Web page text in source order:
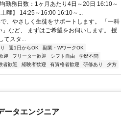
勤務日数：1ヶ月あたり4日～20日 16:10～
曜】 14:25～16:00 16:10～...
、やさしく生徒をサポートします。 「一科
など、 まずはご希望をお伺いします。 授
てスタ...
週1日からOK
副業・WワークOK
迎 フリーター歓迎 シフト自由
学歴不問
者歓迎 経験者歓迎 有資格者歓迎 研修あり 夕方
ータエンジニア